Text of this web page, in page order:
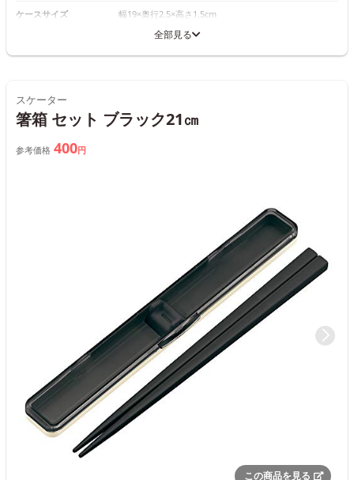
ケースサイズ 幅19×奥行2.5×高さ1.5cm
全部見る
スケーター
箸箱 セット ブラック21㎝
参考価格 400円
この商品を見る